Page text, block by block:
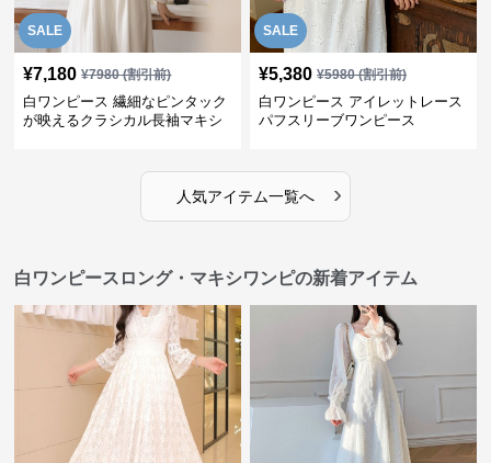
SALE
¥7,180 ¥7980(割引前)
白ワンピース 繊細なピンタック
が映えるクラシカル長袖マキシ
SALE
¥5,380 ¥5980(割引前)
白ワンピース アイレットレース
パフスリーブワンピース
人気アイテム一覧へ ›
白ワンピースロング・マキシワンピの新着アイテム